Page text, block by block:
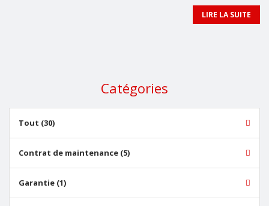
LIRE LA SUITE
Catégories
Tout (30)
Contrat de maintenance (5)
Garantie (1)